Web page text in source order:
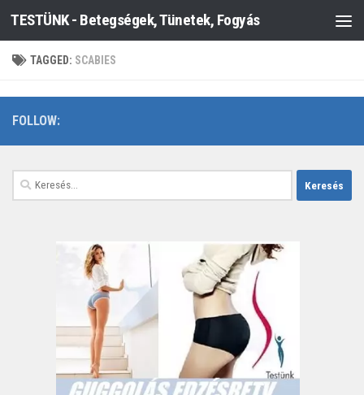
Skip to content
TESTÜNK - Betegségek, Tünetek, Fogyás
TAGGED: SCABIES
FOLLOW:
Keresés: